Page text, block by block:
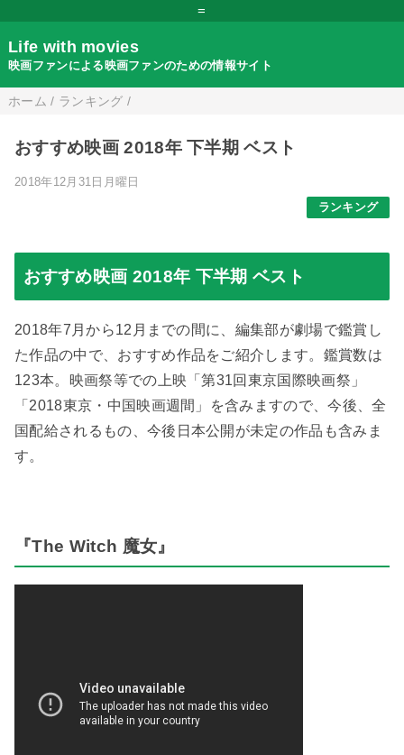
=
Life with movies
映画ファンによる映画ファンのための情報サイト
ホーム / ランキング /
おすすめ映画 2018年 下半期 ベスト
2018年12月31日月曜日
ランキング
おすすめ映画 2018年 下半期 ベスト
2018年7月から12月までの間に、編集部が劇場で鑑賞し
た作品の中で、おすすめ作品をご紹介します。鑑賞数は
123本。映画祭等での上映「第31回東京国際映画祭」
「2018東京・中国映画週間」を含みますので、今後、全
国配給されるもの、今後日本公開が未定の作品も含みま
す。
『The Witch 魔女』